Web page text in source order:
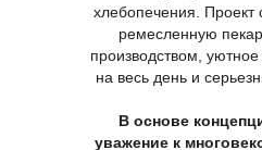
В основе
уважение к
хлебопечения. Проект
ремесленную
производством,
на весь день и